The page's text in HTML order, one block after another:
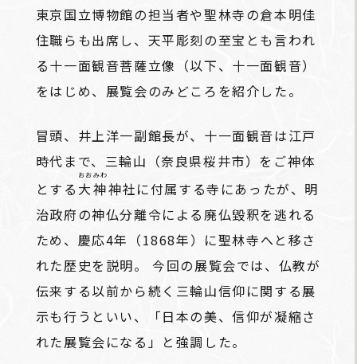
東京国立博物館の担当者や聖林寺の倉本明佳
住職らも出席し、天平彫刻の至宝とも言われ
る十一面観音菩薩立像（以下、十一面観音）
をはじめ、展覧会のみどころを紹介した。
冒頭、井上洋一副館長が、十一面観音は江戸
時代まで、三輪山（奈良県桜井市）をご神体
とする 大神
おおみわ
神社に付属する寺にあったが、明
治政府の神仏分離令による廃仏毀釈を逃れる
ため、慶応4年（1868年）に聖林寺へと移さ
れた歴史を説明。 今回の展覧会では、仏教が
伝来する以前から続く三輪山信仰に関する展
示も行うといい、「日本の美、信仰が凝縮さ
れた展覧会になる」と強調した。